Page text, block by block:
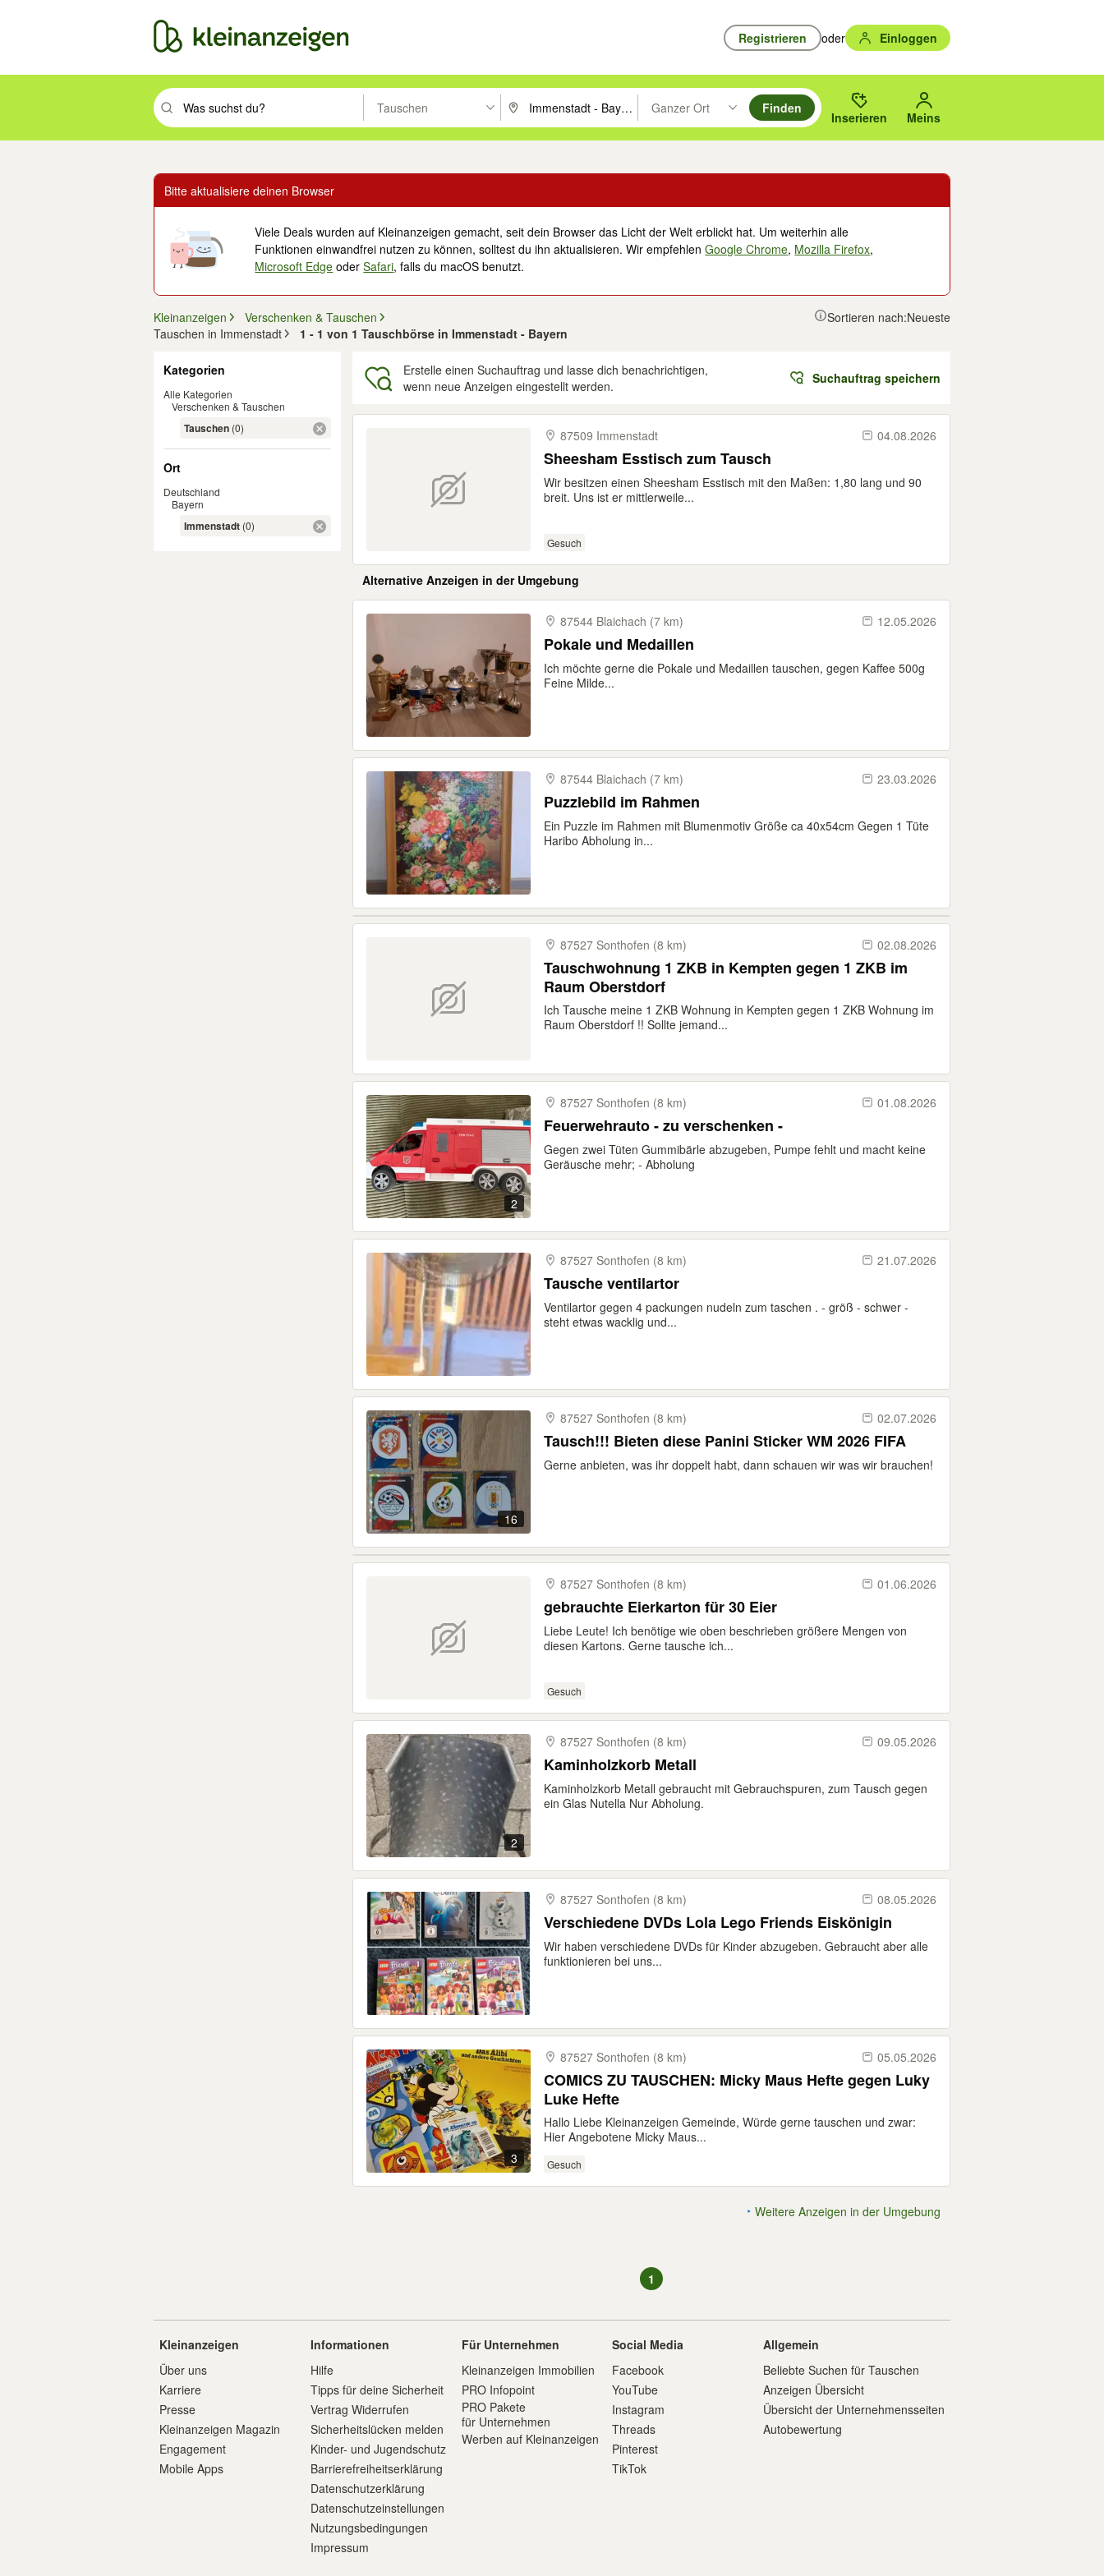
Registrieren oder Einloggen
Suchbegriff eingeben. Eingabetaste drücken um zu suchen, oder Vorschläge mit den Pfeiltasten nach oben/unten durchsuchen und mit Eingabetaste auswählen.
Tauschen PLZ oder Ort eingeben. Eingabetaste drücken um zu suchen, oder Vorschläge mit den Pfeiltasten nach oben/
Ganzer Ort
Suche im Umkreis des gewählten Orts oder PLZ.
Finden
Inserieren Meins
Bitte aktualisiere deinen Browser
Viele Deals wurden auf Kleinanzeigen gemacht, seit dein Browser das Licht der Welt erblickt hat. Um weiterhin alle
Funktionen einwandfrei nutzen zu können, solltest du ihn aktualisieren. Wir empfehlenGoogle Chrome, Mozilla Firefox,
Microsoft Edge oderSafari, falls du macOS benutzt.
Kleinanzeigen
Verschenken & Tauschen
Tauschen in Immenstadt
1 - 1 von 1 Tauschbörse in Immenstadt - Bayern
Sortieren nach:Neueste
Kategorien
Alle Kategorien
Verschenken & Tauschen
Tauschen (0)
Ort
Deutschland
Bayern
Immenstadt (0)
Erstelle einen Suchauftrag und lasse dich benachrichtigen,
wenn neue Anzeigen eingestellt werden.
Suchauftrag speichern
87509 Immenstadt
04.08.2026
Sheesham Esstisch zum Tausch
Wir besitzen einen Sheesham Esstisch mit den Maßen: 1,80 lang und 90
breit. Uns ist er mittlerweile...
Gesuch
Alternative Anzeigen in der Umgebung
87544 Blaichach (7 km) 12.05.2026
Pokale und Medaillen
Ich möchte gerne die Pokale und Medaillen tauschen, gegen Kaffee 500g
Feine Milde...
87544 Blaichach (7 km) 23.03.2026
Puzzlebild im Rahmen
Ein Puzzle im Rahmen mit Blumenmotiv Größe ca 40x54cm Gegen 1 Tüte
Haribo Abholung in...
87527 Sonthofen (8 km) 02.08.2026
Tauschwohnung 1 ZKB in Kempten gegen 1 ZKB im
Raum Oberstdorf
Ich Tausche meine 1 ZKB Wohnung in Kempten gegen 1 ZKB Wohnung im
Raum Oberstdorf !! Sollte jemand...
2
87527 Sonthofen (8 km) 01.08.2026
Feuerwehrauto - zu verschenken -
Gegen zwei Tüten Gummibärle abzugeben, Pumpe fehlt und macht keine
Geräusche mehr; - Abholung
87527 Sonthofen (8 km) 21.07.2026
Tausche ventilartor
Ventilartor gegen 4 packungen nudeln zum taschen . - größ - schwer -
steht etwas wacklig und...
16
87527 Sonthofen (8 km) 02.07.2026
Tausch!!! Bieten diese Panini Sticker WM 2026 FIFA
Gerne anbieten, was ihr doppelt habt, dann schauen wir was wir brauchen!
87527 Sonthofen (8 km) 01.06.2026
gebrauchte Eierkarton für 30 Eier
Liebe Leute! Ich benötige wie oben beschrieben größere Mengen von
diesen Kartons. Gerne tausche ich...
Gesuch
2
87527 Sonthofen (8 km) 09.05.2026
Kaminholzkorb Metall
Kaminholzkorb Metall gebraucht mit Gebrauchspuren, zum Tausch gegen
ein Glas Nutella Nur Abholung.
87527 Sonthofen (8 km) 08.05.2026
Verschiedene DVDs Lola Lego Friends Eiskönigin
Wir haben verschiedene DVDs für Kinder abzugeben. Gebraucht aber alle
funktionieren bei uns...
3
87527 Sonthofen (8 km) 05.05.2026
COMICS ZU TAUSCHEN: Micky Maus Hefte gegen Luky
Luke Hefte
Hallo Liebe Kleinanzeigen Gemeinde, Würde gerne tauschen und zwar:
Hier Angebotene Micky Maus...
Gesuch
Weitere Anzeigen in der Umgebung
1
Kleinanzeigen
Über uns
Karriere
Presse
Kleinanzeigen Magazin
Engagement
Mobile Apps
Informationen
Hilfe
Tipps für deine Sicherheit
Vertrag Widerrufen
Sicherheitslücken melden
Kinder- und Jugendschutz
Barrierefreiheitserklärung
Datenschutzerklärung
Datenschutzeinstellungen
Nutzungsbedingungen
Impressum
Für Unternehmen
Kleinanzeigen Immobilien
PRO Infopoint
PRO Pakete
für Unternehmen
Werben auf Kleinanzeigen
Social Media
Facebook
YouTube
Instagram
Threads
Pinterest
TikTok
Allgemein
Beliebte Suchen für Tauschen
Anzeigen Übersicht
Übersicht der Unternehmensseiten
Autobewertung